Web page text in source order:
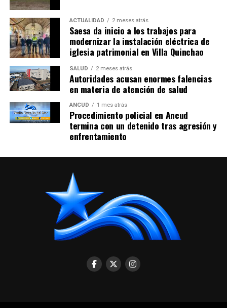
ACTUALIDAD 2 meses atrás
Saesa da inicio a los trabajos para
modernizar la instalación eléctrica de
iglesia patrimonial en Villa Quinchao
SALUD 2 meses atrás
Autoridades acusan enormes falencias
en materia de atención de salud
ANCUD 1 mes atrás
Procedimiento policial en Ancud
termina con un detenido tras agresión y
enfrentamiento